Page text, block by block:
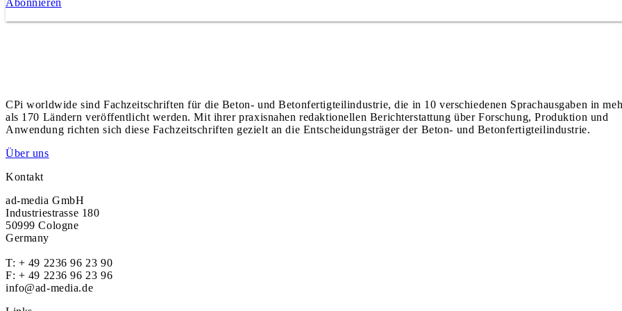
Abonnieren
CPi worldwide sind Fachzeitschriften für die Beton- und Betonfertigteilindustrie, die in 10 verschiedenen Sprachausgaben in
als 170 Ländern veröffentlicht werden. Mit ihrer praxisnahen redaktionellen Berichterstattung über Forschung, Produktion und
Anwendung richten sich diese Fachzeitschriften gezielt an die Entscheidungsträger der Beton- und Betonfertigteilindustrie.
Über uns
Kontakt
ad-media GmbH
Industriestrasse 180
50999 Cologne
Germany
T: + 49 2236 96 23 90
F: + 49 2236 96 23 96
info@ad-media.de